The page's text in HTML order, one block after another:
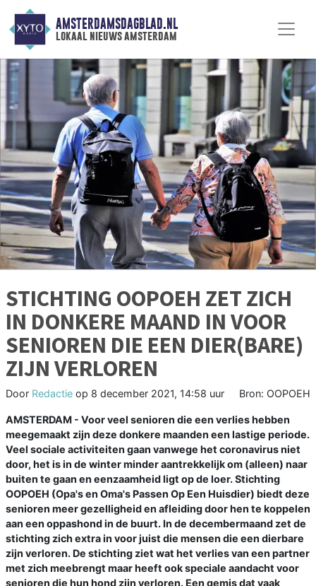
AMSTERDAMSDAGBLAD.NL
lokaal nieuws amsterdam
STICHTING OOPOEH ZET ZICH
IN DONKERE MAAND IN VOOR
SENIOREN DIE EEN DIER(BARE)
ZIJN VERLOREN
Door Redactie op 8 december 2021, 14:58 uur Bron: OOPOEH
AMSTERDAM - Voor veel senioren die een verlies hebben
meegemaakt zijn deze donkere maanden een lastige periode.
Veel sociale activiteiten gaan vanwege het coronavirus niet
door, het is in de winter minder aantrekkelijk om (alleen) naar
buiten te gaan en eenzaamheid ligt op de loer. Stichting
OOPOEH (Opa's en Oma's Passen Op Een Huisdier) biedt deze
senioren meer gezelligheid en afleiding door hen te koppelen
aan een oppashond in de buurt. In de decembermaand zet de
stichting zich extra in voor juist die mensen die een dierbare
zijn verloren. De stichting ziet wat het verlies van een partner
met zich meebrengt maar heeft ook speciale aandacht voor
senioren die hun hond zijn verloren. Een gemis dat vaak